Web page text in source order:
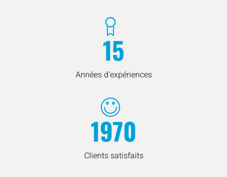
15
Années d'expériences
1970
Clients satisfaits